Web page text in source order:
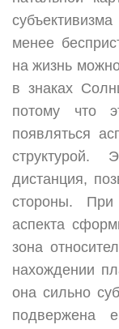
менее
на жизнь
в знаках
потому что
появляться
структурой.
дистанция,
стороны.
аспекта
зона
нахождении
она сильно
подвержена